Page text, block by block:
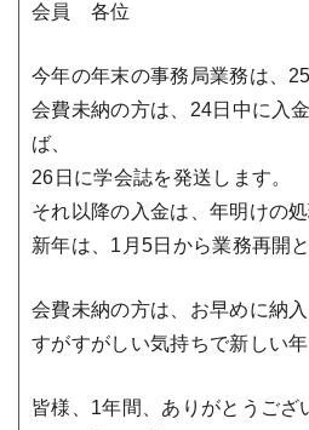
会員 各位
今年の年末の事務局業務は、
会費未納の方は、24日中に入
ば、
26日に学会誌を発送します。
それ以降の入金は、年明けの処
新年は、1月5日から業務再開
会費未納の方は、お早めに納
すがすがしい気持ちで新しい
皆様、1年間、ありがとうござ